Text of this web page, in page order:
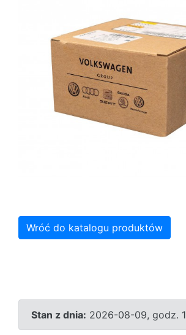
Wróć do katalogu produktów
Stan z dnia: 2026-08-09, godz.